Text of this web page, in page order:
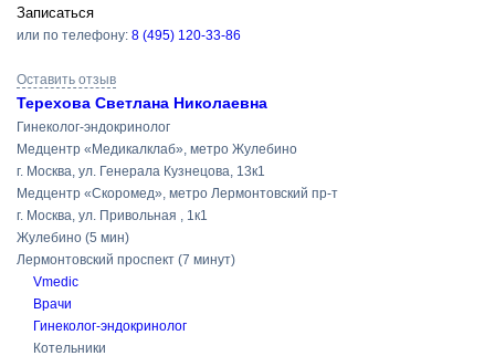
Записаться
или по телефону: 8 (495) 120-33-86
Оставить отзыв
Терехова Светлана Николаевна
Гинеколог-эндокринолог
Медцентр «Медикалклаб», метро Жулебино
г. Москва, ул. Генерала Кузнецова, 13к1
Медцентр «Скоромед», метро Лермонтовский пр-т
г. Москва, ул. Привольная , 1к1
Жулебино (5 мин)
Лермонтовский проспект (7 минут)
Vmedic
Врачи
Гинеколог-эндокринолог
Котельники